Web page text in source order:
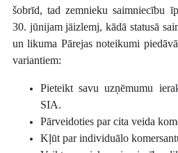
šobrīd, tad zemnieku saimniecību
30. jūnijam jāizlemj, kādā statusā
un likuma Pārejas noteikumi
variantiem:
Pieteikt savu uzņēmumu
SIA.
Pārveidoties par cita veida
Kļūt par individuālo